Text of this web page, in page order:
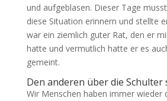
und aufgeblasen. Dieser Tage
diese Situation erinnern und stellte
war ein ziemlich guter Rat, den er
hatte und vermutlich hatte er es
gemeint.
Den anderen über die Schulter
Wir Menschen haben immer wieder